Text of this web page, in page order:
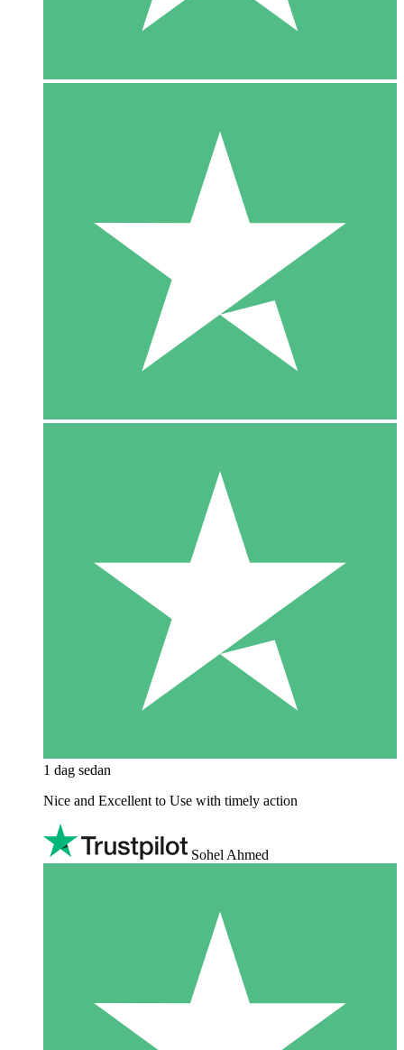
1 dag sedan
Nice and Excellent to Use with timely action
Sohel Ahmed